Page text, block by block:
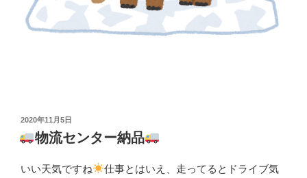
投
稿
日:
2020年11月5日
物流センター納品
いい天気ですね
仕事とはいえ、走ってるとドライブ気